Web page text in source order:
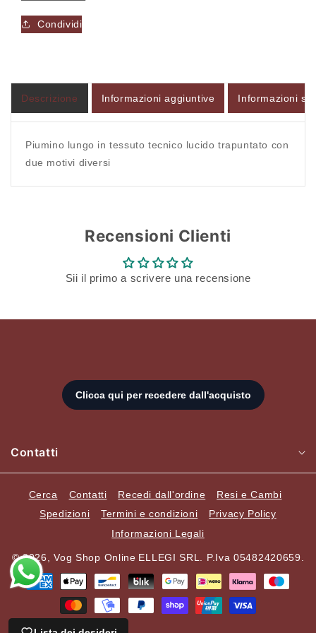
-
Piumino
-
Condividi
Descrizione Informazioni aggiuntive Informazioni
Piumino lungo in tessuto tecnico lucido trapuntato con
due motivi diversi
Recensioni Clienti
Sii il primo a scrivere una recensione
Contatti
Cerca Contatti Recedi dall'ordine
Resi e Cambi
Spedizioni
Termini e condizioni
Privacy Policy
Informazioni Legali
© 2026,Vog Shop Online ELLEGI SRL. P.Iva 05482420659.
Metodi
di
pagamento